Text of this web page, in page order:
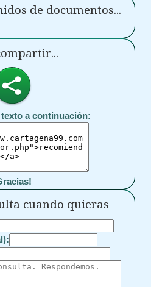
de documentos...
a continuación:
cuando quieras